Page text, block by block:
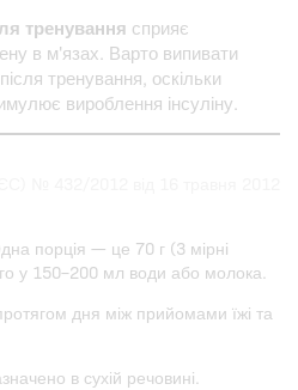
тренування сприяє
в м'язах. Варто випивати
тренування, оскільки
вироблення інсуліну.
порція — це 70 г (3 мірні
у 150–200 мл води або молока.
дня між прийомами їжі та
в сухій речовині.